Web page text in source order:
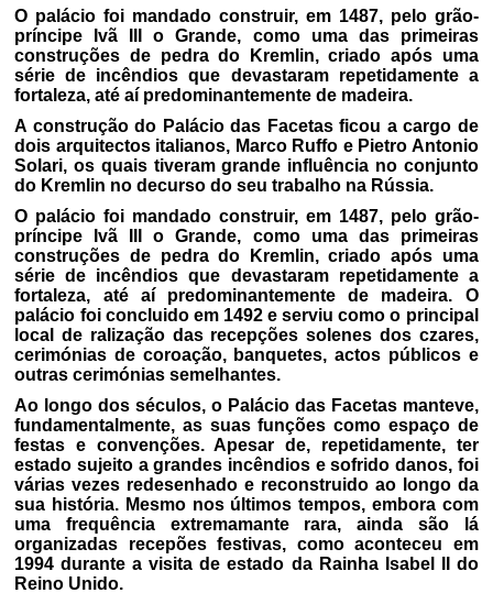
O palácio foi mandado construir, em 1487, pelo grão-
príncipe Ivã III o Grande, como uma das primeiras
construções de pedra do Kremlin, criado após uma
série de incêndios que devastaram repetidamente a
fortaleza, até aí predominantemente de madeira.
A construção do Palácio das Facetas ficou a cargo de
dois arquitectos italianos, Marco Ruffo e Pietro Antonio
Solari, os quais tiveram grande influência no conjunto
do Kremlin no decurso do seu trabalho na Rússia.
O palácio foi mandado construir, em 1487, pelo grão-
príncipe Ivã III o Grande, como uma das primeiras
construções de pedra do Kremlin, criado após uma
série de incêndios que devastaram repetidamente a
fortaleza, até aí predominantemente de madeira. O
palácio foi concluido em 1492 e serviu como o principal
local de ralização das recepções solenes dos czares,
cerimónias de coroação, banquetes, actos públicos e
outras cerimónias semelhantes.
Ao longo dos séculos, o Palácio das Facetas manteve,
fundamentalmente, as suas funções como espaço de
festas e convenções. Apesar de, repetidamente, ter
estado sujeito a grandes incêndios e sofrido danos, foi
várias vezes redesenhado e reconstruido ao longo da
sua história. Mesmo nos últimos tempos, embora com
uma frequência extremamante rara, ainda são lá
organizadas recepões festivas, como aconteceu em
1994 durante a visita de estado da Rainha Isabel II do
Reino Unido.